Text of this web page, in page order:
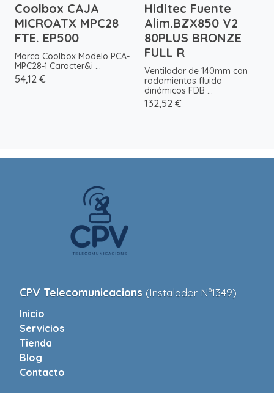
Coolbox CAJA
MICROATX MPC28
FTE. EP500
Marca Coolbox Modelo PCA-
MPC28-1 Caracter&i ...
54,12 €
Hiditec Fuente
Alim.BZX850 V2
80PLUS BRONZE
FULL R
Ventilador de 140mm con
rodamientos fluido
dinámicos FDB ...
132,52 €
CPV Telecomunicacions (Instalador Nº1349)
Inicio
Servicios
Tienda
Blog
Contacto